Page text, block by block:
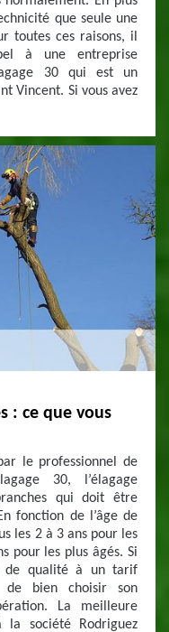
que seule une
toutes ces raisons, il
à une entreprise
30 qui est un
Vincent. Si vous avez
: ce que vous
le professionnel de
30, l’élagage
qui doit être
fonction de l’âge de
les 2 à 3 ans pour les
pour les plus âgés. Si
de qualité à un tarif
de bien choisir son
La meilleure
société Rodriguez